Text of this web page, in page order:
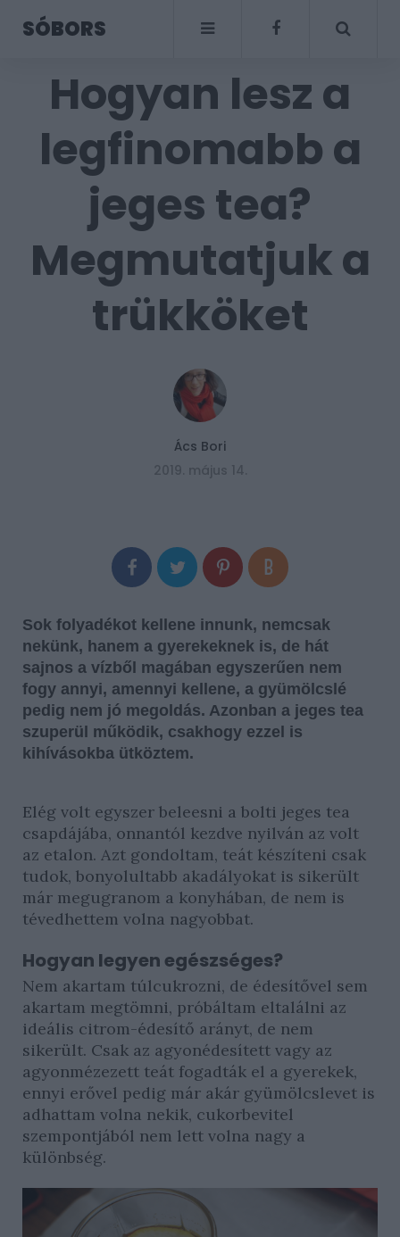
SÓBORS
Hogyan lesz a
legfinomabb a
jeges tea?
Megmutatjuk a
trükköket
Ács Bori
2019. május 14.
Sok folyadékot kellene innunk, nemcsak
nekünk, hanem a gyerekeknek is, de hát
sajnos a vízből magában egyszerűen nem
fogy annyi, amennyi kellene, a gyümölcslé
pedig nem jó megoldás. Azonban a jeges tea
szuperül működik, csakhogy ezzel is
kihívásokba ütköztem.
Elég volt egyszer beleesni a bolti jeges tea
csapdájába, onnantól kezdve nyilván az volt
az etalon. Azt gondoltam, teát készíteni csak
tudok, bonyolultabb akadályokat is sikerült
már megugranom a konyhában, de nem is
tévedhettem volna nagyobbat.
Hogyan legyen egészséges?
Nem akartam túlcukrozni, de édesítővel sem
akartam megtömni, próbáltam eltalálni az
ideális citrom-édesítő arányt, de nem
sikerült. Csak az agyonédesített vagy az
agyonmézezett teát fogadták el a gyerekek,
ennyi erővel pedig már akár gyümölcslevet is
adhattam volna nekik, cukorbevitel
szempontjából nem lett volna nagy a
különbség.